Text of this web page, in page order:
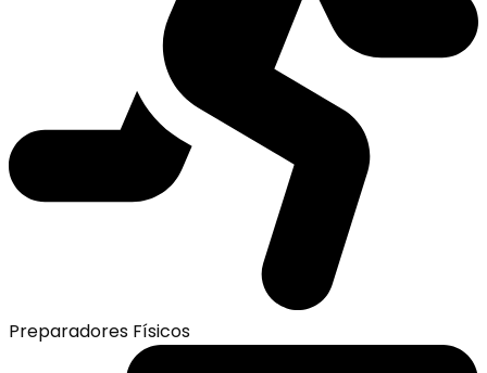
Preparadores Físicos